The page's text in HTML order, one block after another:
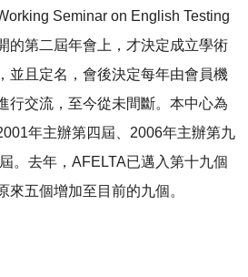
Seminar on English Testing
的第二屆年會上，才決定成立學術
並且定名，會後決定每年由會員機
行交流，至今從未間斷。本中心為
年主辦第四屆、2006年主辦第九
。去年，AFELTA已邁入第十九個
來五個增加至目前的九個。